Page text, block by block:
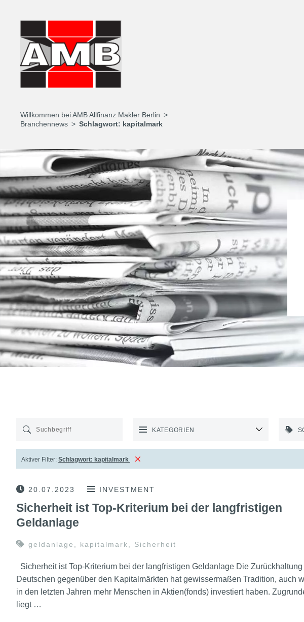
Willkommen bei AMB Allfinanz Makler Berlin
Branchennews
Schlagwort: kapitalmark
KATEGORIEN
Aktiver Filter: Schlagwort: kapitalmark
20.07.2023 INVESTMENT
Sicherheit ist Top-Kriterium bei der langfristigen
Geldanlage
geldanlage kapitalmark Sicherheit
Sicherheit ist Top-Kriterium bei der langfristigen Geldanlage Die Zurückhaltung
Deutschen gegenüber den Kapitalmärkten hat gewissermaßen Tradition, auch
in den letzten Jahren mehr Menschen in Aktien(fonds) investiert haben.
liegt …